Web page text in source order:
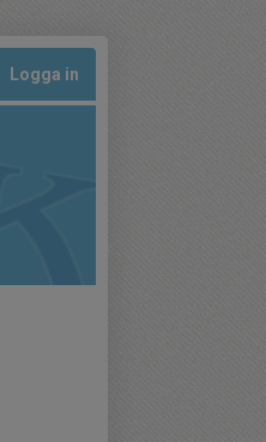
Logga in